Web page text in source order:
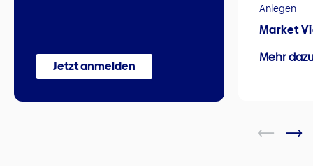
Jetzt anmelden
Anlegen
Market
Mehr